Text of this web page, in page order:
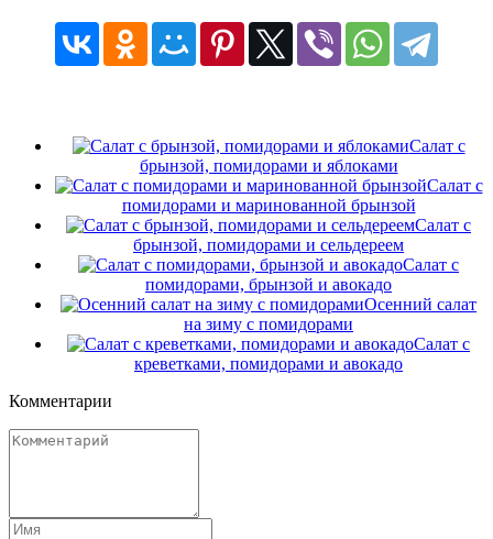
Салат с
брынзой, помидорами и яблоками
Салат с
помидорами и маринованной брынзой
Салат с
брынзой, помидорами и сельдереем
Салат с
помидорами, брынзой и авокадо
Осенний салат
на зиму с помидорами
Салат с
креветками, помидорами и авокадо
Комментарии